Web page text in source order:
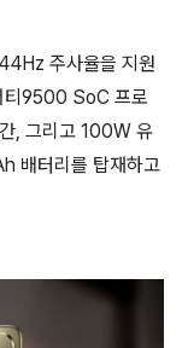
주사율을 지원
티9500 SoC 프로
, 그리고 100W 유
배터리를 탑재하고